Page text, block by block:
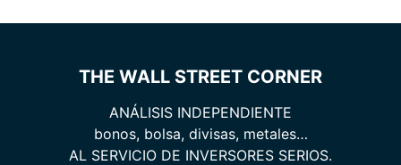
THE WALL STREET CORNER
ANÁLISIS INDEPENDIENTE
bonos, bolsa, divisas, metales…
AL SERVICIO DE INVERSORES SERIOS.